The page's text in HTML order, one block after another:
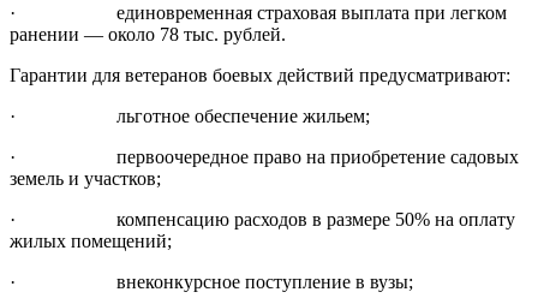
· единовременная страховая выплата при легком
ранении — около 78 тыс. рублей.
Гарантии для ветеранов боевых действий предусматривают:
· льготное обеспечение жильем;
· первоочередное право на приобретение садовых
земель и участков;
· компенсацию расходов в размере 50% на оплату
жилых помещений;
· внеконкурсное поступление в вузы;